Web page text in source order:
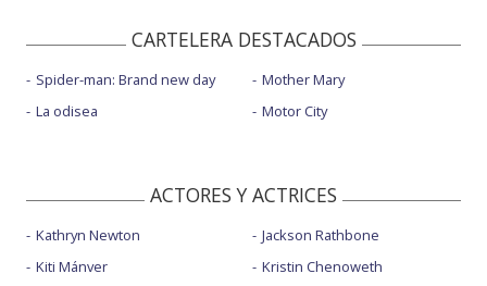
CARTELERA DESTACADOS
Spider-man: Brand new day
La odisea
Mother Mary
Motor City
ACTORES Y ACTRICES
Kathryn Newton
Kiti Mánver
Jackson Rathbone
Kristin Chenoweth